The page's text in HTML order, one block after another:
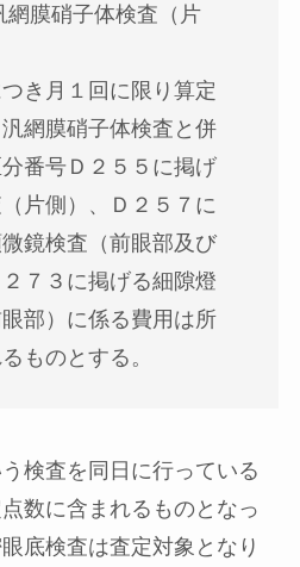
網膜硝子体検査（片
き月１回に限り算定
網膜硝子体検査と併
番号Ｄ２５５に掲げ
片側）、Ｄ２５７に
鏡検査（前眼部及び
７３に掲げる細隙燈
部）に係る費用は所
ものとする。
検査を同日に行っている
数に含まれるものとなっ
底検査は査定対象となり